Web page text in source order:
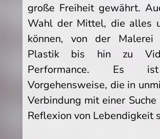
große Freiheit gewährt.
Wahl der Mittel, die alles
können, von der
Plastik bis hin zu
Performance. Es
Vorgehensweise, die in
Verbindung mit einer Suche
Reflexion von Lebendigkeit